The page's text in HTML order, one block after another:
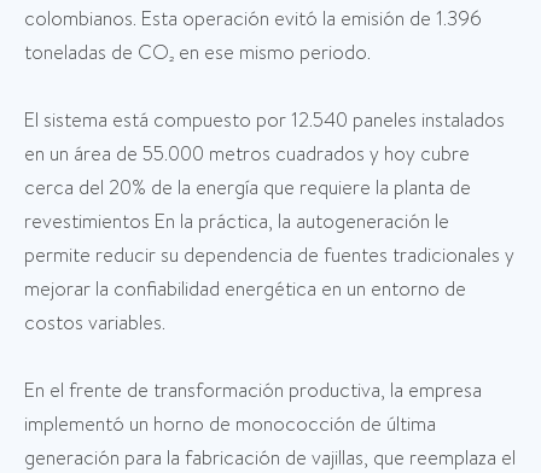
colombianos. Esta operación evitó la emisión de 1.396
toneladas de CO₂ en ese mismo periodo.
El sistema está compuesto por 12.540 paneles instalados
en un área de 55.000 metros cuadrados y hoy cubre
cerca del 20% de la energía que requiere la planta de
revestimientos En la práctica, la autogeneración le
permite reducir su dependencia de fuentes tradicionales y
mejorar la confiabilidad energética en un entorno de
costos variables.
En el frente de transformación productiva, la empresa
implementó un horno de monococción de última
generación para la fabricación de vajillas, que reemplaza el